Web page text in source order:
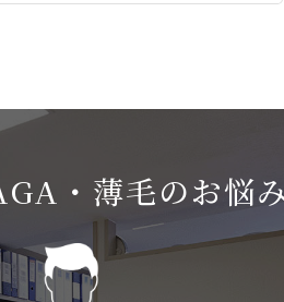
・薄毛のお悩